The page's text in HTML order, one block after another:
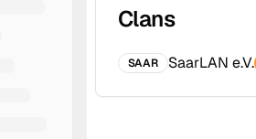
Clans
SAAR SaarLAN e.V.